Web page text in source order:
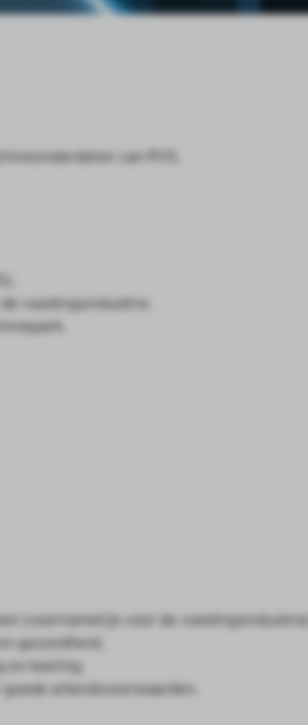
van RVS.
voedingsindustrie.
(voornamelijk voor de voedingsindustrie).
gezondheid.
en koeling.
arbeidsvoorwaarden.